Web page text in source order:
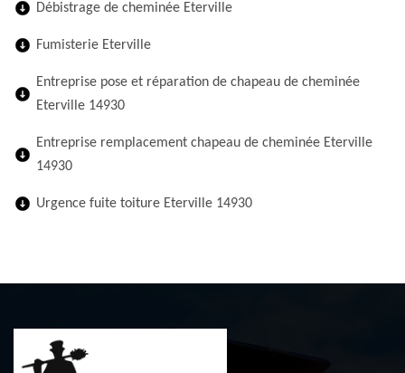
Débistrage de cheminée Eterville
Fumisterie Eterville
Entreprise pose et réparation de chapeau de cheminée
Eterville 14930
Entreprise remplacement chapeau de cheminée Eterville
14930
Urgence fuite toiture Eterville 14930